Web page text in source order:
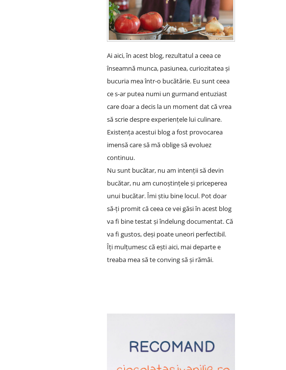
Ai aici, în acest blog, rezultatul a ceea ce
înseamnă munca, pasiunea, curiozitatea și
bucuria mea într-o bucătărie. Eu sunt ceea
ce s-ar putea numi un gurmand entuziast
care doar a decis la un moment dat că vrea
să scrie despre experiențele lui culinare.
Existența acestui blog a fost provocarea
imensă care să mă oblige să evoluez
continuu.
Nu sunt bucătar, nu am intenții să devin
bucătar, nu am cunoștințele și priceperea
unui bucătar. Îmi știu bine locul. Pot doar
să-ți promit că ceea ce vei găsi în acest blog
va fi bine testat și îndelung documentat. Că
va fi gustos, deși poate uneori perfectibil.
Îți mulțumesc că ești aici, mai departe e
treaba mea să te conving să și rămâi.